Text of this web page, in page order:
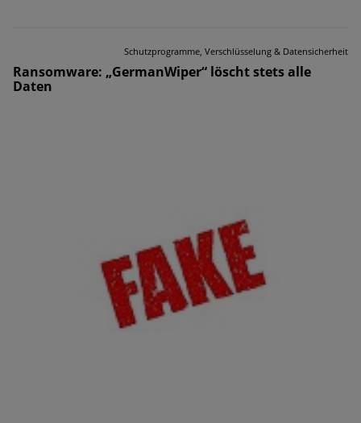
Schutzprogramme, Verschlüsselung & Datensicherheit
Ransomware: „GermanWiper“ löscht stets alle
Daten